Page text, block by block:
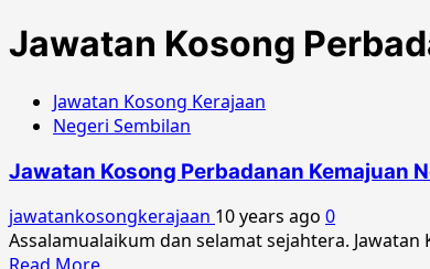
Jawatan Kosong
Jawatan Kosong Kerajaan
Negeri Sembilan
Jawatan Kosong Perbadanan Kemajuan
jawatankosongkerajaan 10 years ago 0
Assalamualaikum dan selamat sejahtera.
Read